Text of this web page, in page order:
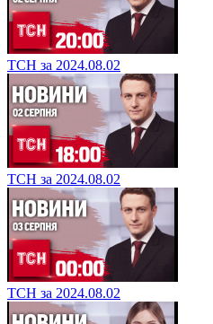
ТСН за 2024.08.02
ТСН за 2024.08.02
ТСН за 2024.08.02